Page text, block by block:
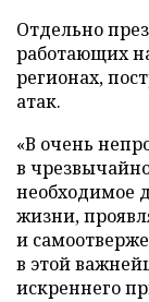
Отдельно
работающих
регионах,
атак.
«В очень
в
необходимое
жизни,
и
в этой
искреннего